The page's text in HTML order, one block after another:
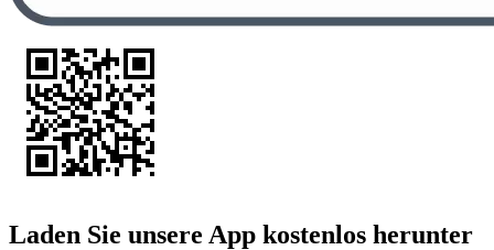
Laden Sie unsere App kostenlos herunter